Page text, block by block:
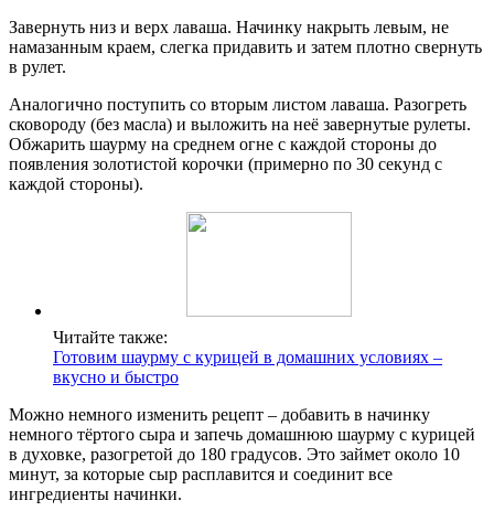
Завернуть низ и верх лаваша. Начинку накрыть левым, не
намазанным краем, слегка придавить и затем плотно свернуть
в рулет.
Аналогично поступить со вторым листом лаваша. Разогреть
сковороду (без масла) и выложить на неё завернутые рулеты.
Обжарить шаурму на среднем огне с каждой стороны до
появления золотистой корочки (примерно по 30 секунд с
каждой стороны).
Читайте также:
Готовим шаурму с курицей в домашних условиях –
вкусно и быстро
Можно немного изменить рецепт – добавить в начинку
немного тёртого сыра и запечь домашнюю шаурму с курицей
в духовке, разогретой до 180 градусов. Это займет около 10
минут, за которые сыр расплавится и соединит все
ингредиенты начинки.